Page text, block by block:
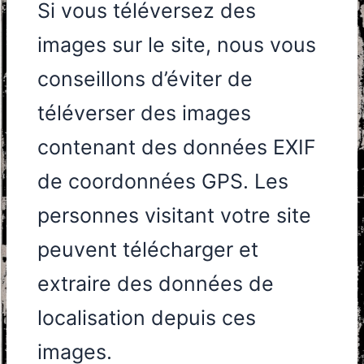
Si vous téléversez des
images sur le site, nous vous
conseillons d’éviter de
téléverser des images
contenant des données EXIF
de coordonnées GPS. Les
personnes visitant votre site
peuvent télécharger et
extraire des données de
localisation depuis ces
images.